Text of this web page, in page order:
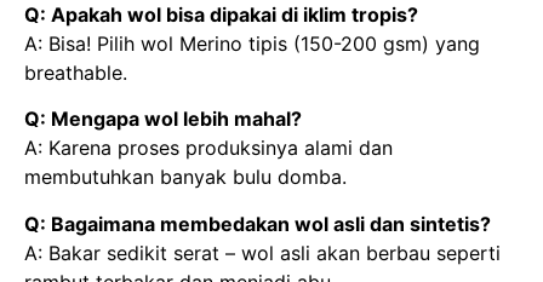
Q: Apakah wol bisa dipakai di iklim tropis?
A: Bisa! Pilih wol Merino tipis (150-200 gsm) yang
breathable.
Q: Mengapa wol lebih mahal?
A: Karena proses produksinya alami dan
membutuhkan banyak bulu domba.
Q: Bagaimana membedakan wol asli dan sintetis?
A: Bakar sedikit serat – wol asli akan berbau seperti